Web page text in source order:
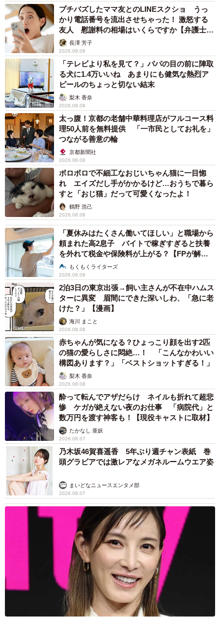
プチバズしたママ友とのLINEスクショ うっ
かり電話番号を流出させちゃった！ 激怒する
友人 慰謝料の相場はいくらですか【弁護士が
解説】長澤 芳子
2026.08.08
「テレビより私を見て？」パパの目の前に陣取
る犬に1.4万いいね あまりにも健気な熱烈ア
ピールのちょっと切ない結末
梨木 香奈
2026.08.08
太っ腹！京都の老舗中華料理店がフルコース料
理50人前を無料提供 「一市民としてお礼を」
つながる善意の輪
京都新聞社
2026.08.08
ボロボロで不細工なおじいちゃん猫に一目惚
れ エイズだし手がかかるけど…おうちで暮ら
すと「おじ猫」だって可愛くなったよ！
鶴野 浩己
2026.08.08
「夏休みはたくさん働いてほしい」と職場から
頼まれた高2息子 バイトで稼ぎすぎると扶養
を外れて税金や保険料が上がる？【FPが解
説】もくもくライターズ
2026.08.08
2泊3日の東京出張→飼い主さんが不在中ハムス
ターに異変 眉間にできた深いしわ、「急に老
けた？」【漫画】
海川 まこと
2026.08.08
赤ちゃんが気になる？ひょっこり顔を出す2匹
の猫の愛らしさに悶絶…！ 「こんなかわいい
構図あります？」「ベストショットすぎる！」
梨木 香奈
2026.08.08
酔って転んでアザだらけ ネイルも折れて超悲
惨 ケガが絶えない夜のお仕事 「病院代」と
数万円を渡す神客も！【現役キャストに取材】
たかなし 亜妖
2026.08.07
乃木坂46賀喜遥香 5年ぶり週チャン表紙 巻
頭グラビアでは激レアなメガネルームウエア姿
まいどなニュースエンタメ部
2026.08.07